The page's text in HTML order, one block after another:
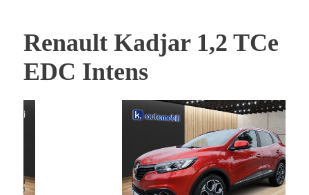
Renault Kadjar 1,2 TCe
EDC Intens